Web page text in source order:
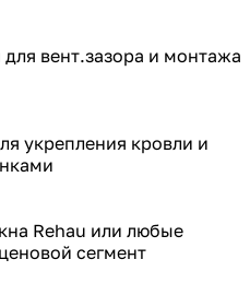
вент.зазора и монтажа
укрепления кровли и
Rehau или любые
сегмент